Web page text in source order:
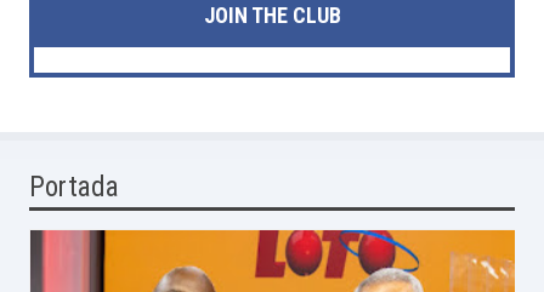
JOIN THE CLUB
Portada